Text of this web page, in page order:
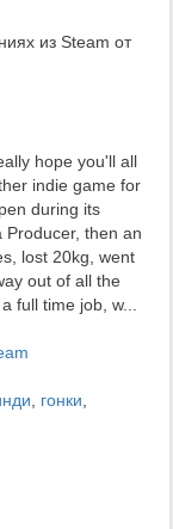
из Steam от
hope you'll all
indie game for
during its
then an
lost 20kg, went
out of all the
full time job, w...
, гонки,